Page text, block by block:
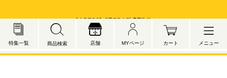
特集一覧 商品検索 店舗 MYページ カート メニュー